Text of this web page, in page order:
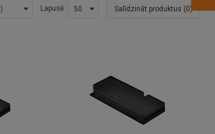
Lapusē: Salīdzināt produktus (0)